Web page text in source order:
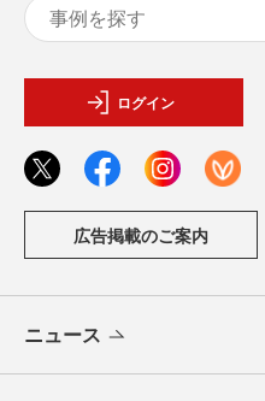
ログイン
広告掲載のご案内
ニュース